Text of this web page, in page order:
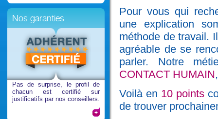
Nos garanties
Pas de surprise, le profil de
chacun est certifié sur
justificatifs par nos conseillers.
Pour vous qui
une explication
méthode de travail.
agréable de se
parler. Notre
CONTACT HUMAIN
Voilà en 10 points
de trouver